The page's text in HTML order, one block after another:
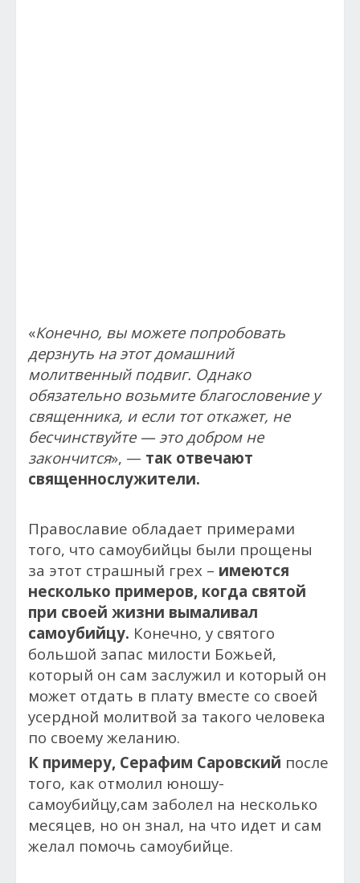
«Конечно, вы можете попробовать
дерзнуть на этот домашний
молитвенный подвиг. Однако
обязательно возьмите благословение у
священника, и если тот откажет, не
бесчинствуйте — это добром не
закончится», — так отвечают
священнослужители.
Православие обладает примерами
того, что самоубийцы были прощены
за этот страшный грех – имеются
несколько примеров, когда святой
при своей жизни вымаливал
самоубийцу. Конечно, у святого
большой запас милости Божьей,
который он сам заслужил и который он
может отдать в плату вместе со своей
усердной молитвой за такого человека
по своему желанию.
К примеру, Серафим Саровский после
того, как отмолил юношу-
самоубийцу,сам заболел на несколько
месяцев, но он знал, на что идет и сам
желал помочь самоубийце.